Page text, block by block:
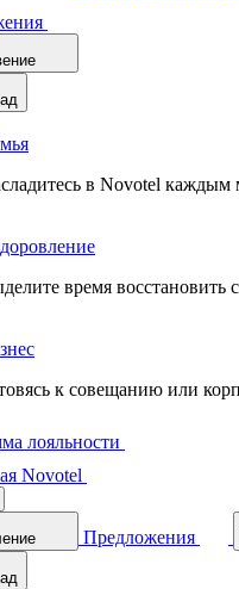
в Novotel каждым
время восстановить
к совещанию или
лояльности
Novotel
Предложения